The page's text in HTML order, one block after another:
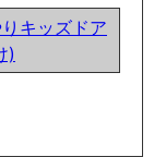
キッズドア
)